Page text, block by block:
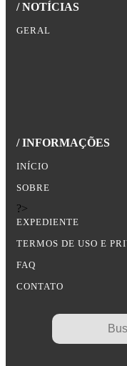
/ NOTÍCIAS
GERAL
/ INFORMAÇÕES
INÍCIO
SOBRE
?>
EXPEDIENTE
TERMOS DE USO E
FAQ
CONTATO